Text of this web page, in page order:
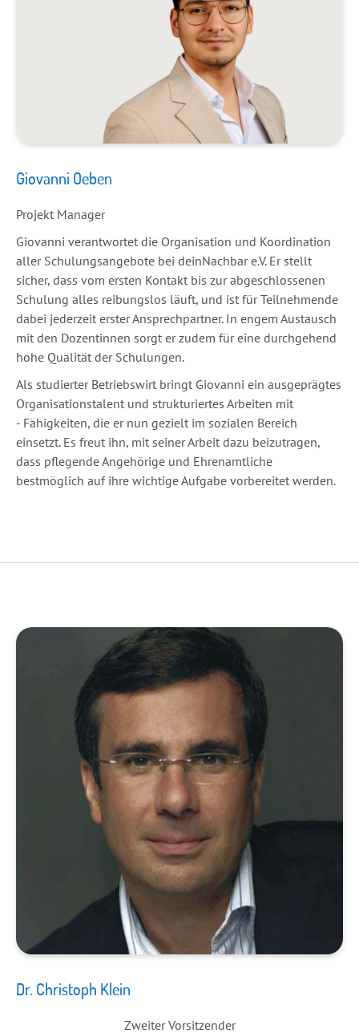
Giovanni Oeben
Projekt Manager
Giovanni verantwortet die Organisation und Koordination
aller Schulungsangebote bei deinNachbar e.V. Er stellt
sicher, dass vom ersten Kontakt bis zur abgeschlossenen
Schulung alles reibungslos läuft, und ist für Teilnehmende
dabei jederzeit erster Ansprechpartner. In engem Austausch
mit den Dozentinnen sorgt er zudem für eine durchgehend
hohe Qualität der Schulungen.
Als studierter Betriebswirt bringt Giovanni ein ausgeprägtes
Organisationstalent und strukturiertes Arbeiten mit
- Fähigkeiten, die er nun gezielt im sozialen Bereich
einsetzt. Es freut ihn, mit seiner Arbeit dazu beizutragen,
dass pflegende Angehörige und Ehrenamtliche
bestmöglich auf ihre wichtige Aufgabe vorbereitet werden.
Dr. Christoph Klein
Zweiter Vorsitzender